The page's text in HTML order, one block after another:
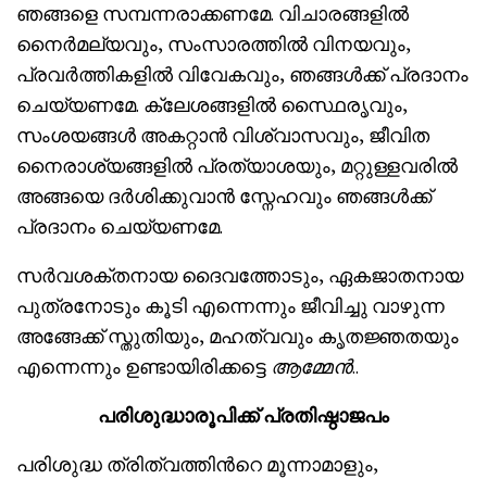
ഞങ്ങളെ സമ്പന്നരാക്കണമേ. വിചാരങ്ങളില്‍
നൈര്‍മല്യവും, സംസാരത്തില്‍ വിനയവും,
പ്രവര്‍ത്തികളില്‍ വിവേകവും, ഞങ്ങള്‍ക്ക് പ്രദാനം
ചെയ്യണമേ. ക്ലേശങ്ങളില്‍ സ്ഥൈരൃവും,
സംശയങ്ങള്‍ അകറ്റാന്‍ വിശ്വാസവും, ജീവിത
നൈരാശ്യങ്ങളിൽ പ്രത്യാശയും, മറ്റുള്ളവരില്‍
അങ്ങയെ ദര്‍ശിക്കുവാന്‍ സ്നേഹവും ഞങ്ങള്‍ക്ക്
പ്രദാനം ചെയ്യണമേ.
സർവശക്തനായ ദൈവത്തോടും, ഏകജാതനായ
പുത്രനോടും കൂടി എന്നെന്നും ജീവിച്ചു വാഴുന്ന
അങ്ങേക്ക് സ്തുതിയും, മഹത്വവും കൃതജ്ഞതയും
എന്നെന്നും ഉണ്ടായിരിക്കട്ടെ ആമ്മേന്‍..
പരിശുദ്ധാരൂപിക്ക് പ്രതിഷ്ഠാജപം
പരിശുദ്ധ ത്രിത്വത്തിന്‍റെ മൂന്നാമാളും,